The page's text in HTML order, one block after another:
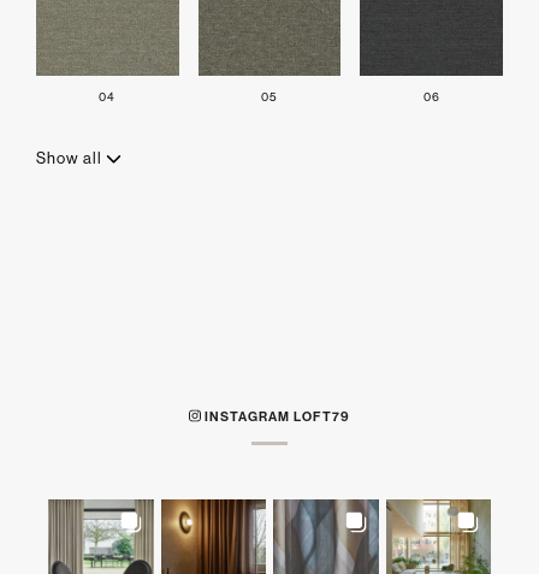
04 05 06
Show all
INSTAGRAM LOFT79